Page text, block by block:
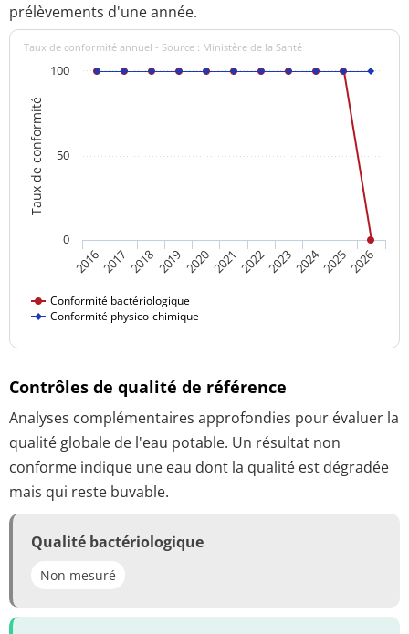
prélèvements d'une année.
Taux de conformité
Taux de conformité annuel - Source : Ministère de la Santé
Conformité bactériologique
Conformité physico-chimique
20162017 201820192020202120222023202420252026
0
50
100
Contrôles de qualité de référence
Analyses complémentaires approfondies pour évaluer la
qualité globale de l'eau potable. Un résultat non
conforme indique une eau dont la qualité est dégradée
mais qui reste buvable.
Qualité bactériologique
Non mesuré